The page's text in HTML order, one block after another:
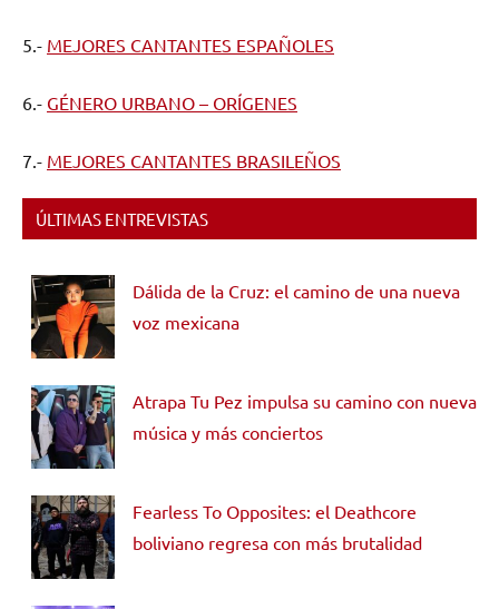
5.- MEJORES CANTANTES ESPAÑOLES
6.- GÉNERO URBANO – ORÍGENES
7.- MEJORES CANTANTES BRASILEÑOS
ÚLTIMAS ENTREVISTAS
Dálida de la Cruz: el camino de una nueva
voz mexicana
Atrapa Tu Pez impulsa su camino con nueva
música y más conciertos
Fearless To Opposites: el Deathcore
boliviano regresa con más brutalidad